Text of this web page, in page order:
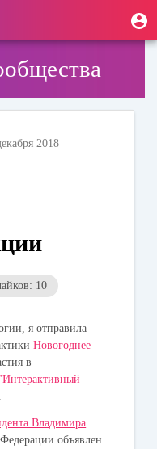
2018
10
я отправила
Новогоднее
в
Владимира
объявлен